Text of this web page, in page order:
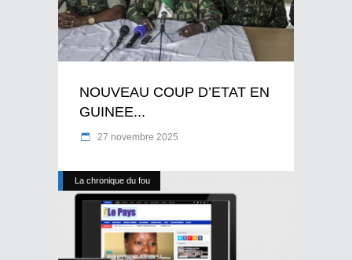
NOUVEAU COUP D’ETAT EN
GUINEE...
27 novembre 2025
La chronique du fou